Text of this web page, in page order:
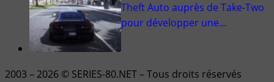
Theft Auto auprès de Take-Two
pour développer une…
2003 – 2026 © SERIES-80.NET – Tous droits réservés